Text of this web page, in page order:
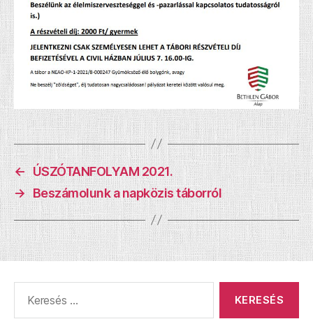
←
ÚSZÓTANFOLYAM 2021.
→ Beszámolunk a napközis táborról